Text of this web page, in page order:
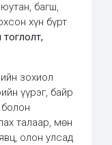
багш,
хүн бүрт
зохиол
үүрэг, байр
талаар, мөн
олон улсад